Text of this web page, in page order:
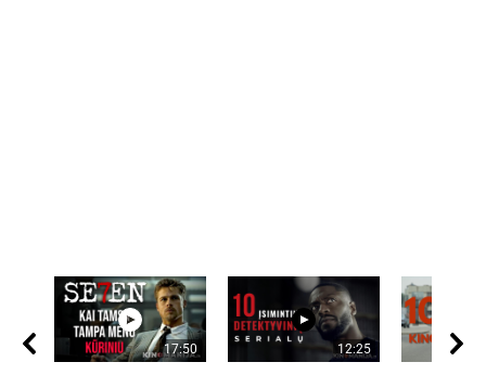
17:50 12:25